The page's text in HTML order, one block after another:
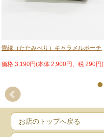
畳縁（たたみべり）キャラメルポーチ
価格:3,190円(本体 2,900円、税 290円)
お店のトップへ戻る